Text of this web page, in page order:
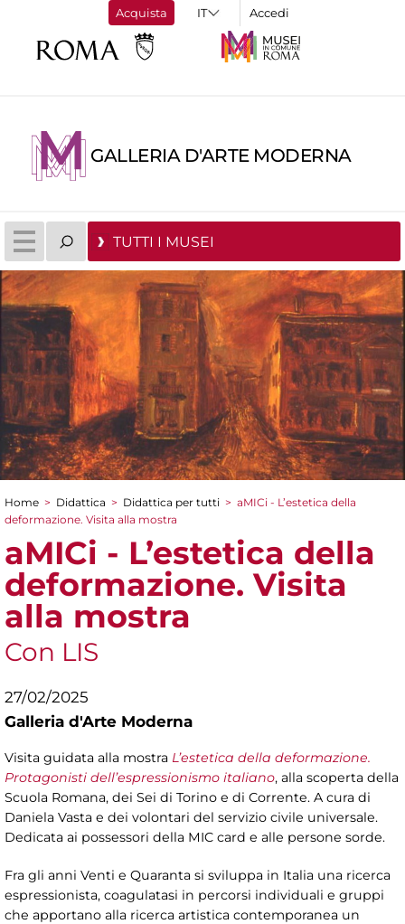
Acquista Accedi
GALLERIA D'ARTE MODERNA
TUTTI I MUSEI
Tu sei qui
Home > Didattica > Didattica per tutti > aMICi - L’estetica della
deformazione. Visita alla mostra
aMICi - L’estetica della
deformazione. Visita
alla mostra
Con LIS
27/02/2025
Galleria d'Arte Moderna
Visita guidata alla mostra L’estetica della deformazione.
Protagonisti dell’espressionismo italiano, alla scoperta della
Scuola Romana, dei Sei di Torino e di Corrente. A cura di
Daniela Vasta e dei volontari del servizio civile universale.
Dedicata ai possessori della MIC card e alle persone sorde.
Fra gli anni Venti e Quaranta si sviluppa in Italia una ricerca
espressionista, coagulatasi in percorsi individuali e gruppi
che apportano alla ricerca artistica contemporanea un